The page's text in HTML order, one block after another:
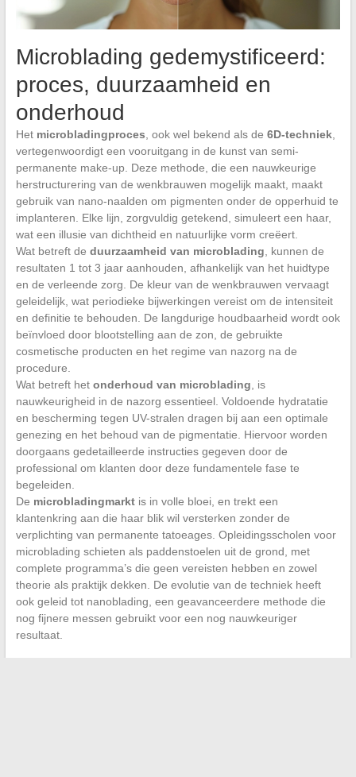
Microblading gedemystificeerd:
proces, duurzaamheid en
onderhoud
Het microbladingproces , ook wel bekend als de 6D-techniek,
vertegenwoordigt een vooruitgang in de kunst van semi-
permanente make-up. Deze methode, die een nauwkeurige
herstructurering van de wenkbrauwen mogelijk maakt, maakt
gebruik van nano-naalden om pigmenten onder de opperhuid te
implanteren. Elke lijn, zorgvuldig getekend, simuleert een haar,
wat een illusie van dichtheid en natuurlijke vorm creëert.
Wat betreft de duurzaamheid van microblading , kunnen de
resultaten 1 tot 3 jaar aanhouden, afhankelijk van het huidtype
en de verleende zorg. De kleur van de wenkbrauwen vervaagt
geleidelijk, wat periodieke bijwerkingen vereist om de intensiteit
en definitie te behouden. De langdurige houdbaarheid wordt ook
beïnvloed door blootstelling aan de zon, de gebruikte
cosmetische producten en het regime van nazorg na de
procedure.
Wat betreft het onderhoud van microblading , is
nauwkeurigheid in de nazorg essentieel. Voldoende hydratatie
en bescherming tegen UV-stralen dragen bij aan een optimale
genezing en het behoud van de pigmentatie. Hiervoor worden
doorgaans gedetailleerde instructies gegeven door de
professional om klanten door deze fundamentele fase te
begeleiden.
De microbladingmarktis in volle bloei, en trekt een
klantenkring aan die haar blik wil versterken zonder de
verplichting van permanente tatoeages. Opleidingsscholen voor
microblading schieten als paddenstoelen uit de grond, met
complete programma’s die geen vereisten hebben en zowel
theorie als praktijk dekken. De evolutie van de techniek heeft
ook geleid tot nanoblading, een geavanceerdere methode die
nog fijnere messen gebruikt voor een nog nauwkeuriger
resultaat.